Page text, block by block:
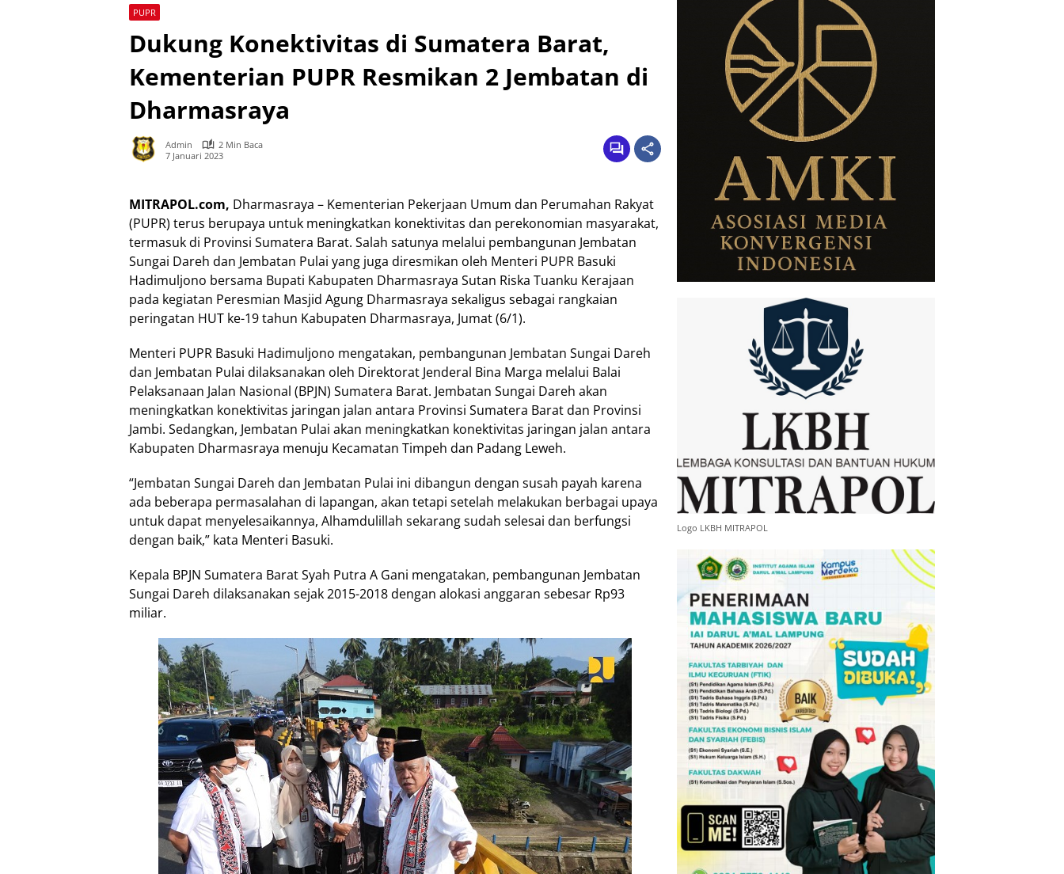
PUPR
Dukung Konektivitas di Sumatera Barat,
Kementerian PUPR Resmikan 2 Jembatan di
Dharmasraya
Admin
2 Min Baca
7 Januari 2023
MITRAPOL.com, Dharmasraya – Kementerian Pekerjaan Umum dan Perumahan Rakyat
(PUPR) terus berupaya untuk meningkatkan konektivitas dan perekonomian masyarakat,
termasuk di Provinsi Sumatera Barat. Salah satunya melalui pembangunan Jembatan
Sungai Dareh dan Jembatan Pulai yang juga diresmikan oleh Menteri PUPR Basuki
Hadimuljono bersama Bupati Kabupaten Dharmasraya Sutan Riska Tuanku Kerajaan
pada kegiatan Peresmian Masjid Agung Dharmasraya sekaligus sebagai rangkaian
peringatan HUT ke-19 tahun Kabupaten Dharmasraya, Jumat (6/1).
Menteri PUPR Basuki Hadimuljono mengatakan, pembangunan Jembatan Sungai Dareh
dan Jembatan Pulai dilaksanakan oleh Direktorat Jenderal Bina Marga melalui Balai
Pelaksanaan Jalan Nasional (BPJN) Sumatera Barat. Jembatan Sungai Dareh akan
meningkatkan konektivitas jaringan jalan antara Provinsi Sumatera Barat dan Provinsi
Jambi. Sedangkan, Jembatan Pulai akan meningkatkan konektivitas jaringan jalan antara
Kabupaten Dharmasraya menuju Kecamatan Timpeh dan Padang Leweh.
“Jembatan Sungai Dareh dan Jembatan Pulai ini dibangun dengan susah payah karena
ada beberapa permasalahan di lapangan, akan tetapi setelah melakukan berbagai upaya
untuk dapat menyelesaikannya, Alhamdulillah sekarang sudah selesai dan berfungsi
dengan baik,” kata Menteri Basuki.
Kepala BPJN Sumatera Barat Syah Putra A Gani mengatakan, pembangunan Jembatan
Sungai Dareh dilaksanakan sejak 2015-2018 dengan alokasi anggaran sebesar Rp93
miliar.
Logo LKBH MITRAPOL